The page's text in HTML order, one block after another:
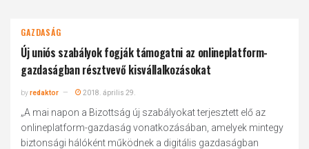
GAZDASÁG
Új uniós szabályok fogják támogatni az onlineplatform-
gazdaságban résztvevő kisvállalkozásokat
byredaktor 2018. április 29.
„A mai napon a Bizottság új szabályokat terjesztett elő az
onlineplatform-gazdaság vonatkozásában, amelyek mintegy
biztonsági hálóként működnek a digitális gazdaságban